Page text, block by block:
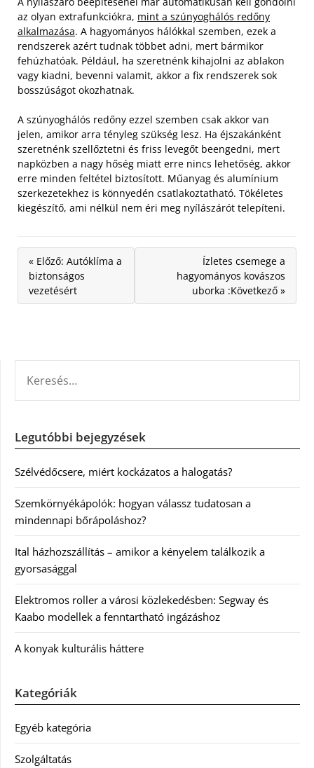
az olyan extrafunkciókra, mint a szúnyoghálós redőny
alkalmazása. A hagyományos hálókkal szemben, ezek a
rendszerek azért tudnak többet adni, mert bármikor
fehúzhatóak. Például, ha szeretnénk kihajolni az ablakon
vagy kiadni, bevenni valamit, akkor a fix rendszerek sok
bosszúságot okozhatnak.
A szúnyoghálós redőny ezzel szemben csak akkor van
jelen, amikor arra tényleg szükség lesz. Ha éjszakánként
szeretnénk szellőztetni és friss levegőt beengedni, mert
napközben a nagy hőség miatt erre nincs lehetőség, akkor
erre minden feltétel biztosított. Műanyag és alumínium
szerkezetekhez is könnyedén csatlakoztatható. Tökéletes
kiegészítő, ami nélkül nem éri meg nyílászárót telepíteni.
« Előző: Autóklíma a
biztonságos
vezetésért
Ízletes csemege a
hagyományos kovászos
uborka :Következő »
Legutóbbi bejegyzések
Szélvédőcsere, miért kockázatos a halogatás?
Szemkörnyékápolók: hogyan válassz tudatosan a
mindennapi bőrápoláshoz?
Ital házhozszállítás – amikor a kényelem találkozik a
gyorsasággal
Elektromos roller a városi közlekedésben: Segway és
Kaabo modellek a fenntartható ingázáshoz
A konyak kulturális háttere
Kategóriák
Egyéb kategória
Szolgáltatás